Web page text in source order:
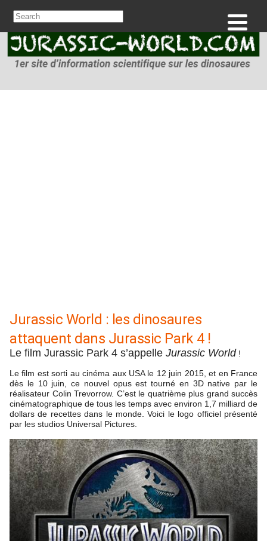
Jurassic World : les dinosaures
attaquent dans Jurassic Park 4 !
Le film Jurassic Park 4 s’appelle Jurassic World !
Le film est sorti au cinéma aux USA le 12 juin 2015, et en France
dès le 10 juin, ce nouvel opus est tourné en 3D native par le
réalisateur Colin Trevorrow. C’est le quatrième plus grand succès
cinématographique de tous les temps avec environ 1,7 milliard de
dollars de recettes dans le monde. Voici le logo officiel présenté
par les studios Universal Pictures.